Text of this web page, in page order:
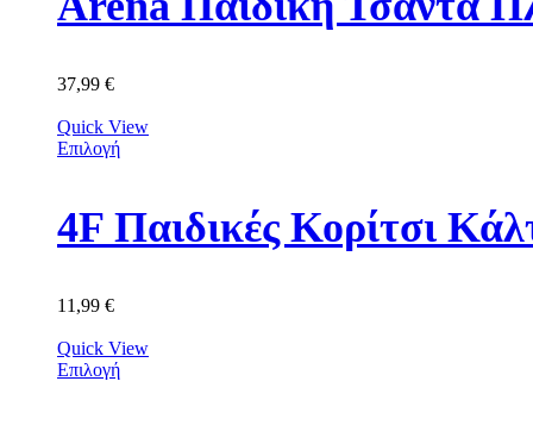
37,99 €
Quick View
Επιλογή
11,99 €
Quick View
Επιλογή